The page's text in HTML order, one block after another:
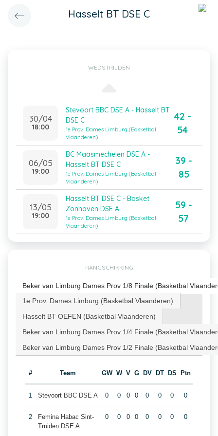
Hasselt BT DSE C
WEDSTRIJDEN
30/04
18:00
Stevoort BBC DSE A - Hasselt BT
DSE C
1e Prov. Dames Limburg (Basketbal
Vlaanderen)
42 -
54
06/05
19:00
BC Maasmechelen DSE A -
Hasselt BT DSE C
1e Prov. Dames Limburg (Basketbal
Vlaanderen)
39 -
85
13/05
19:00
Hasselt BT DSE C - Basket
Zonhoven DSE A
1e Prov. Dames Limburg (Basketbal
Vlaanderen)
59 -
57
RANGSCHIKKING
Beker van Limburg Dames Prov 1/8 Finale (Basketbal
1e Prov. Dames Limburg (Basketbal Vlaanderen)
Hasselt BT OEFEN (Basketbal Vlaanderen)
Beker van Limburg Dames Prov 1/4 Finale (Basketbal
Beker van Limburg Dames Prov 1/2 Finale (Basketbal
# Team GW W V G DV DT DS Ptn
1 Stevoort BBC DSE A 0 0 0 0 0 0 0 0
2
Femina Habac Sint-
Truiden DSE A
0 0 0 0 0 0 0 0